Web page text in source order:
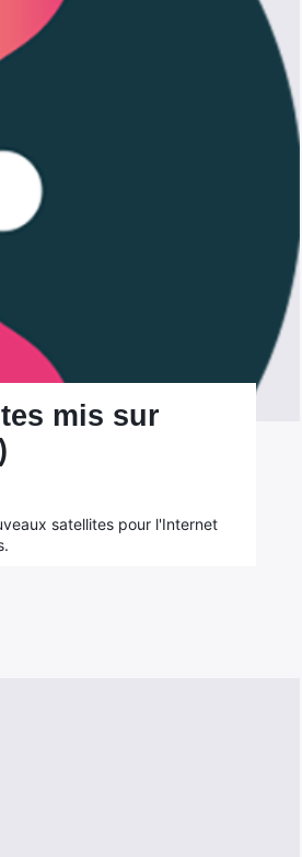
mis sur
satellites pour l'Internet